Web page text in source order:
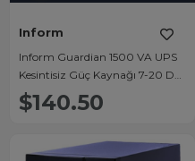
Inform
Inform Guardian 1500 VA UPS
Kesintisiz Güç Kaynağı 7-20 Dk
(2x9Ah)
$140.50